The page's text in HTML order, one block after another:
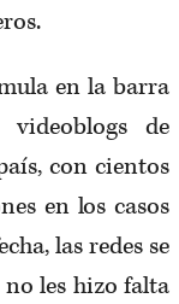
en la barra
de
con cientos
en los casos
las redes se
les hizo falta